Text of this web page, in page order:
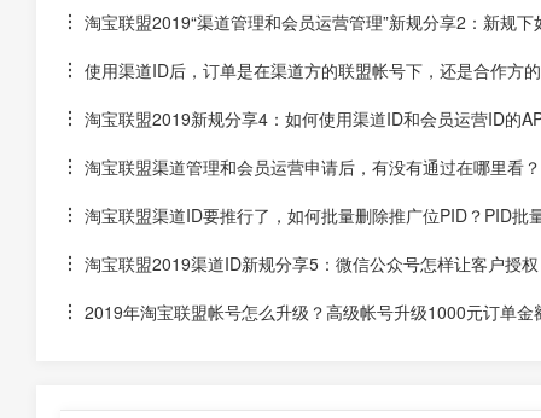
淘宝联盟2019“渠道管理和会员运营管理”新规分享2：新规
使用渠道ID后，订单是在渠道方的联盟帐号下，还是合作方
淘宝联盟2019新规分享4：如何使用渠道ID和会员运营ID的
淘宝联盟渠道管理和会员运营申请后，有没有通过在哪里看
淘宝联盟渠道ID要推行了，如何批量删除推广位PID？PID批
淘宝联盟2019渠道ID新规分享5：微信公众号怎样让客户授
2019年淘宝联盟帐号怎么升级？高级帐号升级1000元订单